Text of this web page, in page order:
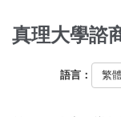
到
真理大學諮
語言：